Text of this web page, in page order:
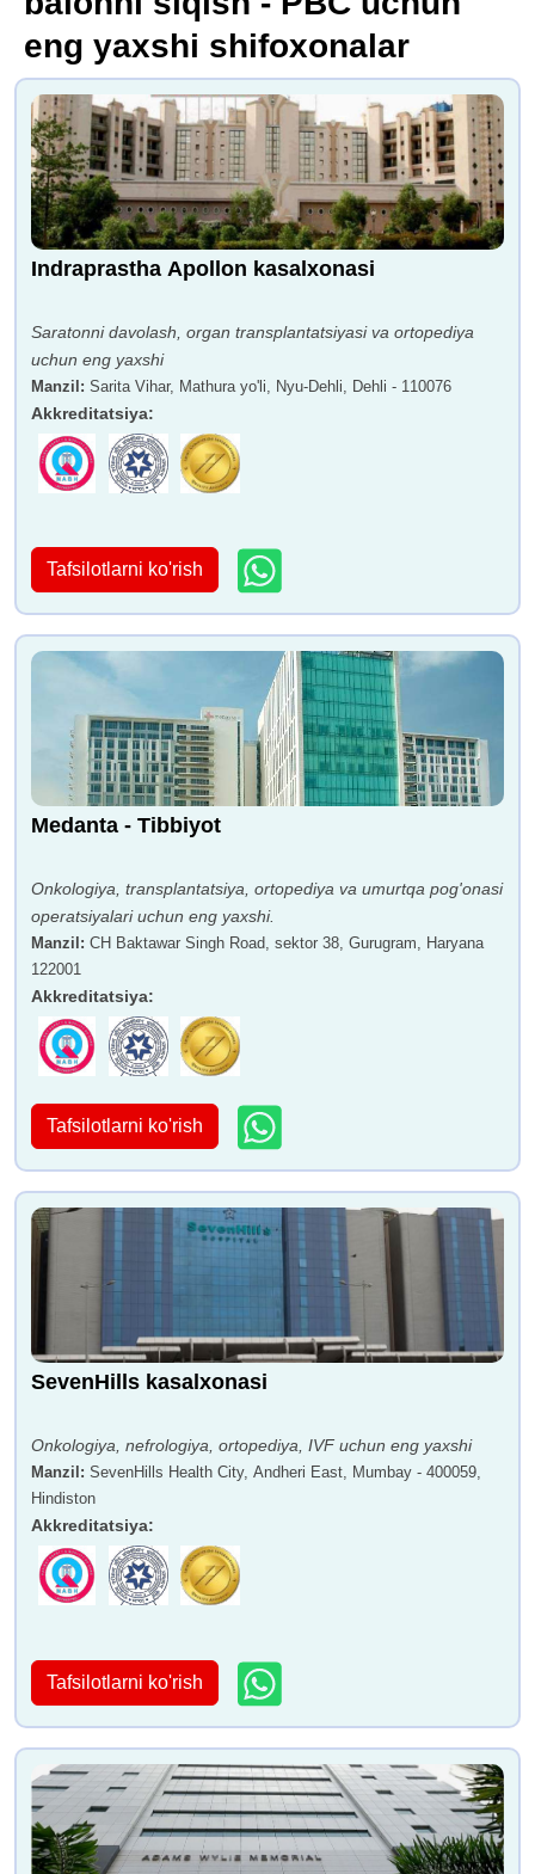
eng yaxshi shifoxonalar
Indraprastha Apollon kasalxonasi
Saratonni davolash, organ transplantatsiyasi va ortopediya
uchun eng yaxshi
Manzil : Sarita Vihar, Mathura yo'li, Nyu-Dehli, Dehli - 110076
Akkreditatsiya:
Tafsilotlarni ko'rish
Medanta - Tibbiyot
Onkologiya, transplantatsiya, ortopediya va umurtqa pog'onasi
operatsiyalari uchun eng yaxshi.
Manzil : CH Baktawar Singh Road, sektor 38, Gurugram, Haryana
122001
Akkreditatsiya:
Tafsilotlarni ko'rish
SevenHills kasalxonasi
Onkologiya, nefrologiya, ortopediya, IVF uchun eng yaxshi
Manzil : SevenHills Health City, Andheri East, Mumbay - 400059,
Hindiston
Akkreditatsiya:
Tafsilotlarni ko'rish